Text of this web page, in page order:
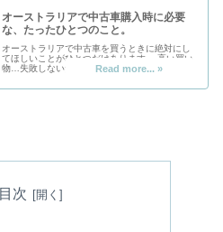
オーストラリアで中古車購入時に必要
な、たったひとつのこと。
オーストラリアで中古車を買うときに絶対にし
てほしいことがひとつだけあります。 高い買い
物…失敗しないためにはどうしたらいいか、こ
け！
目次